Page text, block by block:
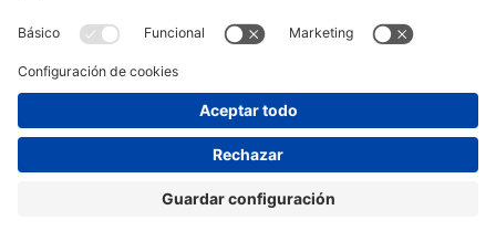
#saloensenyament
en las redes sociales